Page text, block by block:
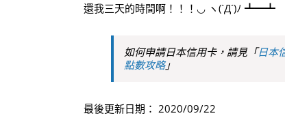
還我三天的時間啊！！！◡ ヽ(`Д´)ﾉ ┻━┻
如何申請日本信用卡，請見「日本
點數攻略」
最後更新日期： 2020/09/22